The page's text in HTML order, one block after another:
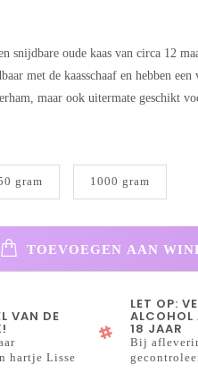
snijdbare oude kaas van circa 12
met de kaasschaaf en hebben
maar ook uitermate geschikt
gram 1000 gram
TOEVOEGEN AAN
VAN DE
hartje Lisse
LET OP:
ALCOHOL
18 JAAR
Bij